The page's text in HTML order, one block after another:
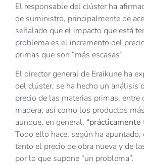
El responsable del clúster ha
de suministro, principalmente de
señalado que el impacto que está
problema es el incremento del
primas que son “más escasas”.
El director general de Eraikune ha
del clúster, se ha hecho un análisis
precio de las materias primas, entre
madera, así como los productos
aunque, en general, “prácticamente
Todo ello hace, según ha apuntado,
tanto el precio de obra nueva y de
por lo que supone “un problema”.